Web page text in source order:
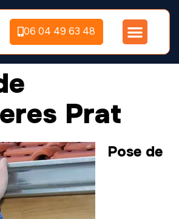
06 04 49 63 48
Prat
Pose de